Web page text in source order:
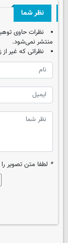
نظر شما
نظرات حاوی
منتشر نمی‌شود.
نظراتی که غیر
* لطفا متن تصویر